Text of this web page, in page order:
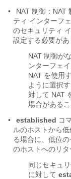
•
NAT 制御：NAT
ティ インターフ
のセキュリティ
設定する必要があ
NAT 制御が
ンターフェ
NAT を使用
ように選択
対して NAT
場合がある
•
established コ
ルのホストから
る場合に、低位
のホストへのリタ
同じセキュ
に対して